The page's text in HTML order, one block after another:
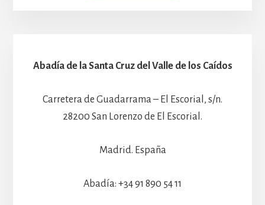
Abadía de la Santa Cruz del Valle de los Caídos
Carretera de Guadarrama – El Escorial, s/n.
28200 San Lorenzo de El Escorial.
Madrid. España
Abadía: +34 91 890 54 11